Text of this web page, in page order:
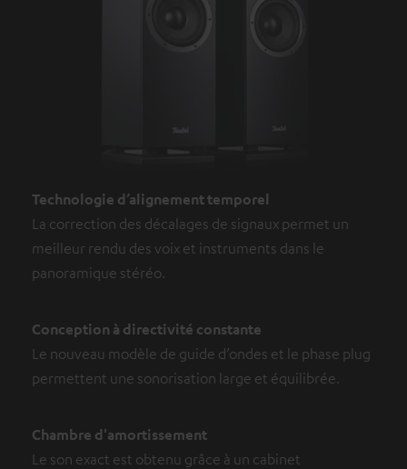
Technologie d’alignement temporel
La correction des décalages de signaux permet un
meilleur rendu des voix et instruments dans le
panoramique stéréo.
Conception à directivité constante
Le nouveau modèle de guide d’ondes et le phase plug
permettent une sonorisation large et équilibrée.
Chambre d'amortissement
Le son exact est obtenu grâce à un cabinet